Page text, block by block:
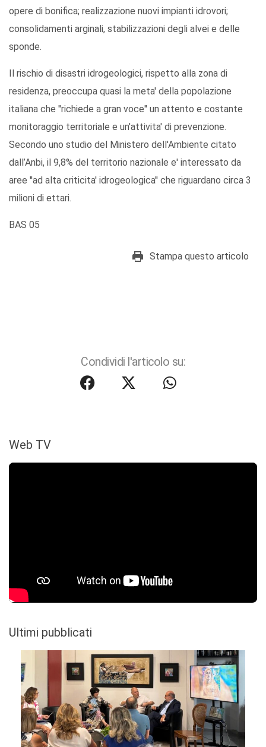
opere di bonifica; realizzazione nuovi impianti idrovori;
consolidamenti arginali, stabilizzazioni degli alvei e delle
sponde.
Il rischio di disastri idrogeologici, rispetto alla zona di
residenza, preoccupa quasi la meta' della popolazione
italiana che ''richiede a gran voce'' un attento e costante
monitoraggio territoriale e un'attivita' di prevenzione.
Secondo uno studio del Ministero dell'Ambiente citato
dall’Anbi, il 9,8% del territorio nazionale e' interessato da
aree ''ad alta criticita' idrogeologica'' che riguardano circa 3
milioni di ettari.
BAS 05
Stampa questo articolo
Condividi l'articolo su:
Web TV
Ultimi pubblicati